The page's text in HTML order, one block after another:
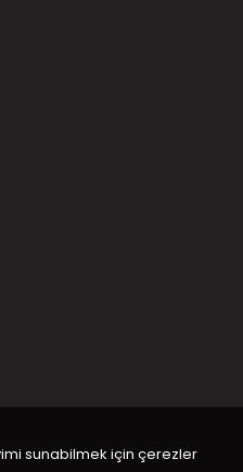
sunabilmek için çerezler